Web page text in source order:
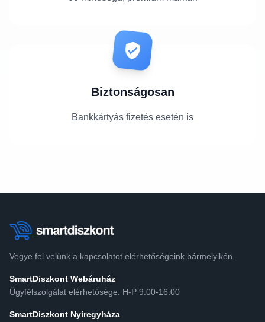
Biztonságosan
Bankkártyás fizetés esetén is
Vegye fel velünk a kapcsolatot elérhetőségeink bármelyikén.
SmartDiszkont Webáruház
Ügyfélszolgálat elérhetősége: H-P 9:00-16:00
SmartDiszkont Nyíregyháza